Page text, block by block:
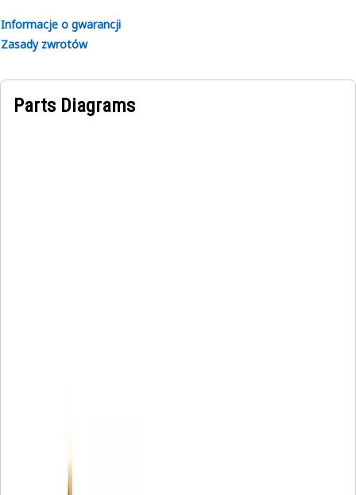
Informacje o gwarancji
Zasady zwrotów
Parts Diagrams